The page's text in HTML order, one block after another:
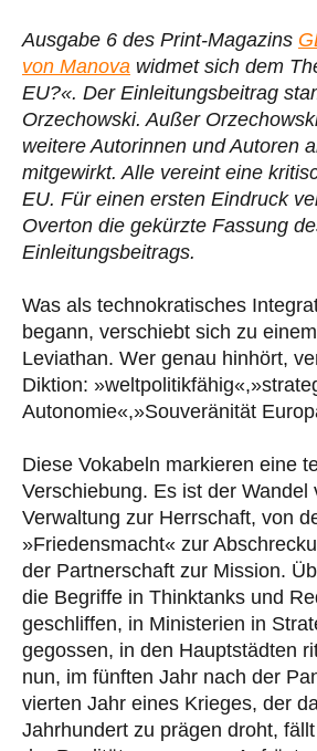
Ausgabe 6 des Print-Magazins
von Manova widmet sich dem
EU?«. Der Einleitungsbeitrag
Orzechowski. Außer
weitere Autorinnen und Autoren
mitgewirkt. Alle vereint eine
EU. Für einen ersten Eindruck
Overton die gekürzte Fassung
Einleitungsbeitrags.
Was als technokratisches
begann, verschiebt sich zu
Leviathan. Wer genau hinhört,
Diktion:
Autonomie«,»Souveränität
Diese Vokabeln markieren eine
Verschiebung. Es ist der Wandel
Verwaltung zur Herrschaft, von
»Friedensmacht« zur
der Partnerschaft zur Mission.
die Begriffe in Thinktanks und
geschliffen, in Ministerien in
gegossen, in den Hauptstädten
nun, im fünften Jahr nach der
vierten Jahr eines Krieges, der
Jahrhundert zu prägen droht,